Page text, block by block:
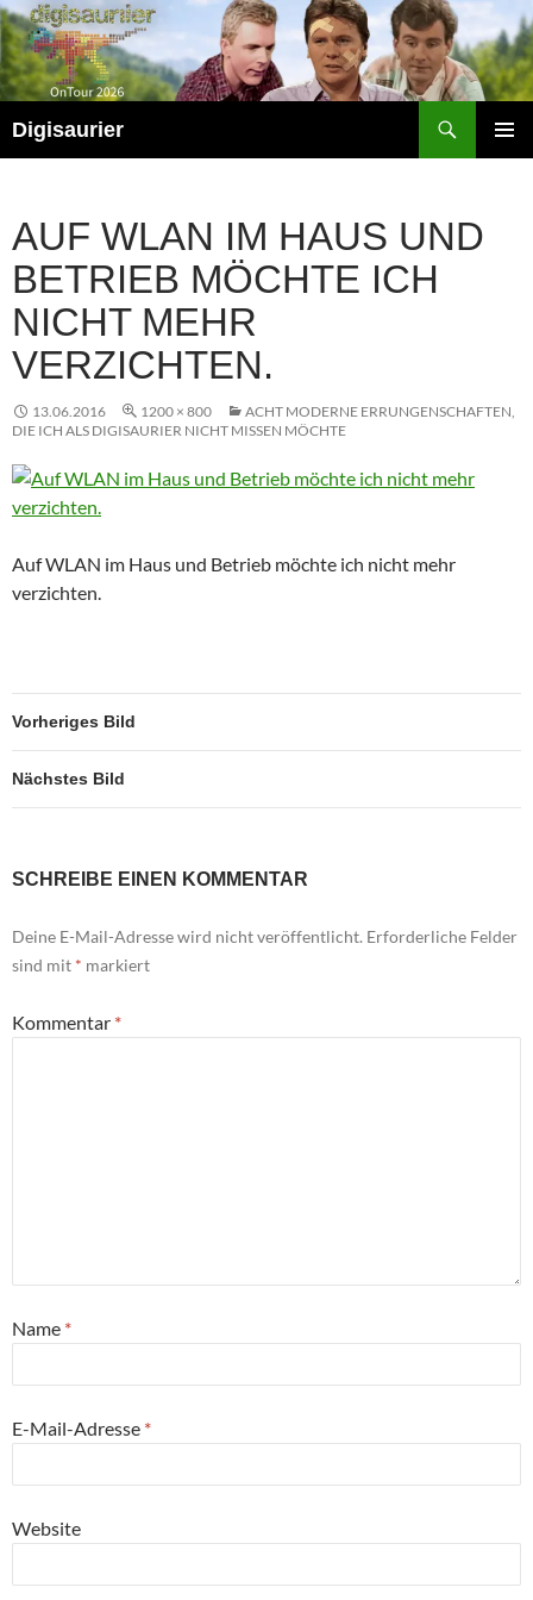
Zum
Inhalt
springen
Digisaurier
AUF WLAN IM HAUS UND
BETRIEB MÖCHTE ICH
NICHT MEHR
VERZICHTEN.
13.06.2016 1200 × 800
ACHT MODERNE ERRUNGENSCHAFTEN,
DIE ICH ALS DIGISAURIER NICHT MISSEN MÖCHTE
Auf WLAN im Haus und Betrieb möchte ich nicht mehr
verzichten.
Vorheriges Bild
Nächstes Bild
SCHREIBE EINEN KOMMENTAR
Deine E-Mail-Adresse wird nicht veröffentlicht. Erforderliche Felder
sind mit * markiert
Kommentar *
Name *
E-Mail-Adresse *
Website